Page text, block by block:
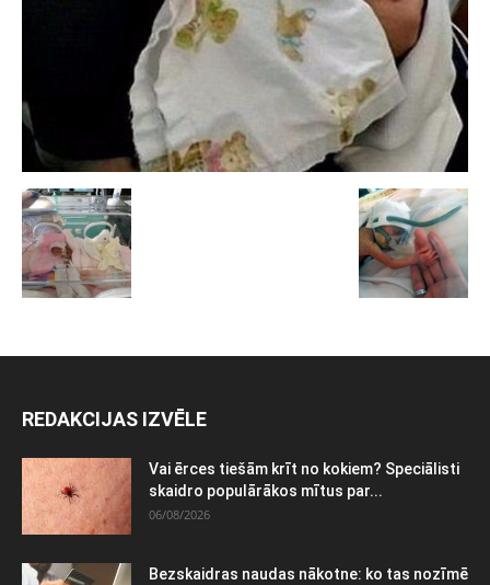
REDAKCIJAS IZVĒLE
Vai ērces tiešām krīt no kokiem? Speciālisti
skaidro populārākos mītus par...
06/08/2026
Bezskaidras naudas nākotne: ko tas nozīmē